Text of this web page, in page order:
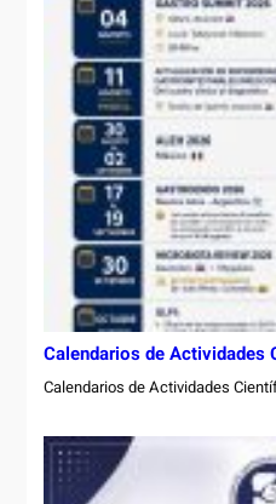
Calendarios de Actividades
Calendarios de Actividades